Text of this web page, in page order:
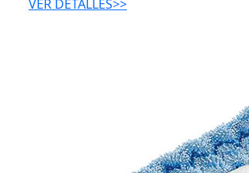
VER DETALLES>>